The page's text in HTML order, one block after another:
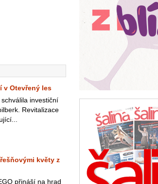
v Otevřený les
investiční
Revitalizace
květy z
přináší na hrad